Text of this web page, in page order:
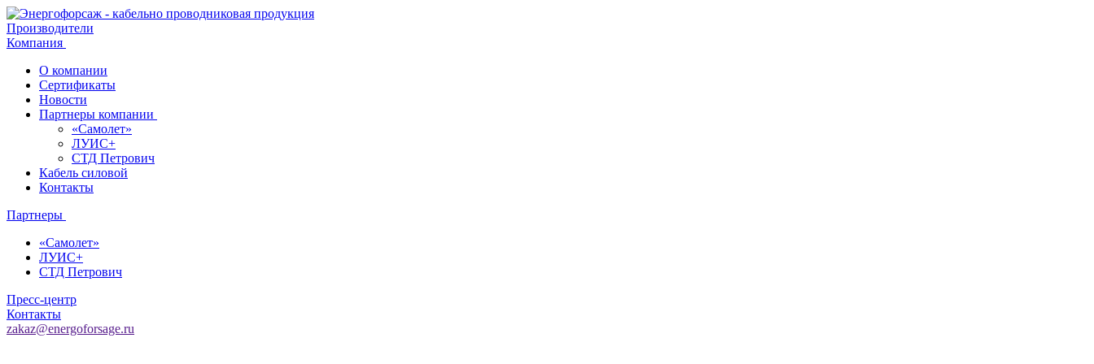
Производители
Компания
О компании
Сертификаты
Новости
Партнеры компании
«Самолет»
ЛУИС+
СТД Петрович
Кабель силовой
Контакты
Партнеры
«Самолет»
ЛУИС+
СТД Петрович
Пресс-центр
Контакты
zakaz@energoforsage.ru